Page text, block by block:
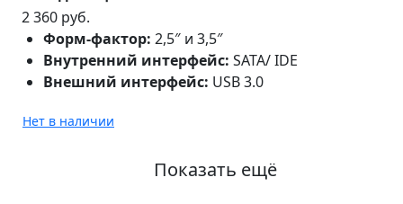
2 360 руб.
Форм-фактор: 2,5″ и 3,5″
Внутренний интерфейс: SATA/ IDE
Внешний интерфейс: USB 3.0
Нет в наличии
Показать ещё